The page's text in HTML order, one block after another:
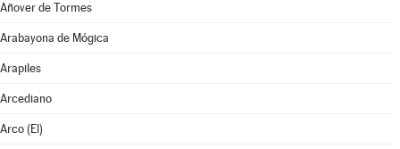
Añover de Tormes
Arabayona de Mógica
Arapiles
Arcediano
Arco (El)